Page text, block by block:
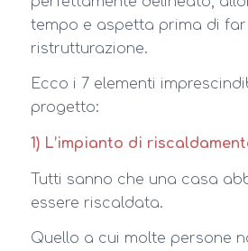
tempo e aspetta prima di
ristrutturazione.
Ecco i 7 elementi
progetto:
1) L’impianto di
Tutti sanno che una casa
essere riscaldata.
Quello a cui molte persone